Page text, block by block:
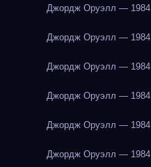
Джордж Оруэлл — 1984
Джордж Оруэлл — 1984
Джордж Оруэлл — 1984
Джордж Оруэлл — 1984
Джордж Оруэлл — 1984
Джордж Оруэлл — 1984